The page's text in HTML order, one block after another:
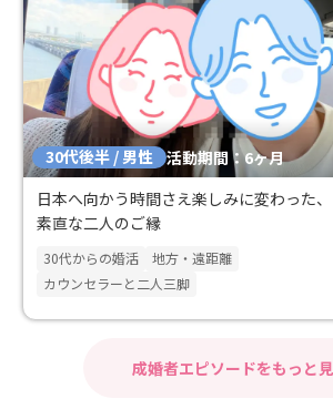
30代後半 / 男性 活動期間：6ヶ月
日本へ向かう時間さえ楽しみに変わった、
素直な二人のご縁
30代からの婚活
地方・遠距離
カウンセラーと二人三脚
成婚者エピソードをもっと